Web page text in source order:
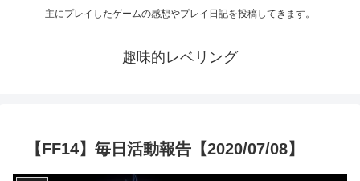
主にプレイしたゲームの感想やプレイ日記を投稿してきます。
趣味的レベリング
【FF14】毎日活動報告【2020/07/08】